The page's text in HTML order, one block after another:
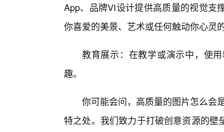
App、品牌VI设计提供高质量的视觉支
你喜爱的美景、艺术或任何触动你心灵
教育展示：在教学或演示中，使
趣。
你可能会问，高质量的图片怎么会
特之处。我们致力于打破创意资源的